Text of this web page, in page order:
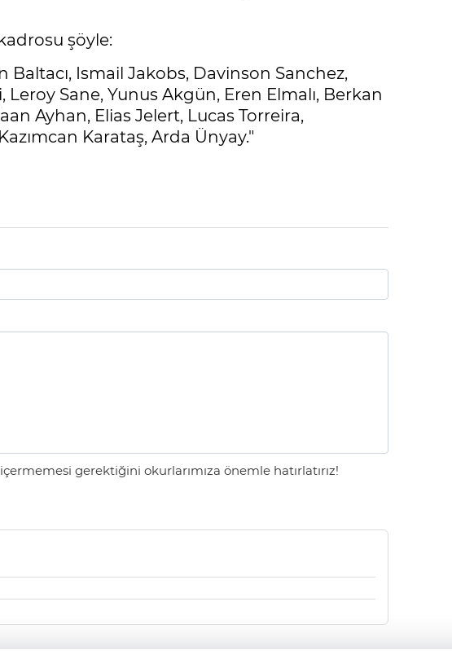
şöyle:
Baltacı, Ismail Jakobs, Davinson Sanchez,
Sane, Yunus Akgün, Eren Elmalı, Berkan
Ayhan, Elias Jelert, Lucas Torreira,
Karataş, Arda Ünyay."
gerektiğini okurlarımıza önemle hatırlatırız!